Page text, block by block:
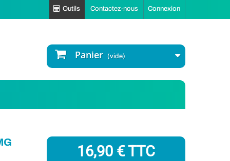
Connexion
Contactez-nous
Outils
Panier (vide)
16,90 €TTC